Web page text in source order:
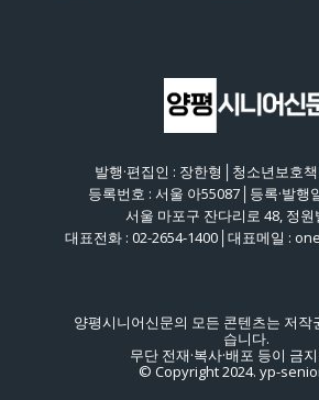
발행·편집인 : 장한형│청소년보호
등록번호 : 서울 아55087│등록·발행
서울 마포구 잔다리로 48, 정원
대표전화 : 02-2654-1400│대표메일 :
양평시니어신문의 모든 콘텐츠는 저작
습니다.
무단 전재·복사·배포 등이 금
© Copyright 2024. yp-